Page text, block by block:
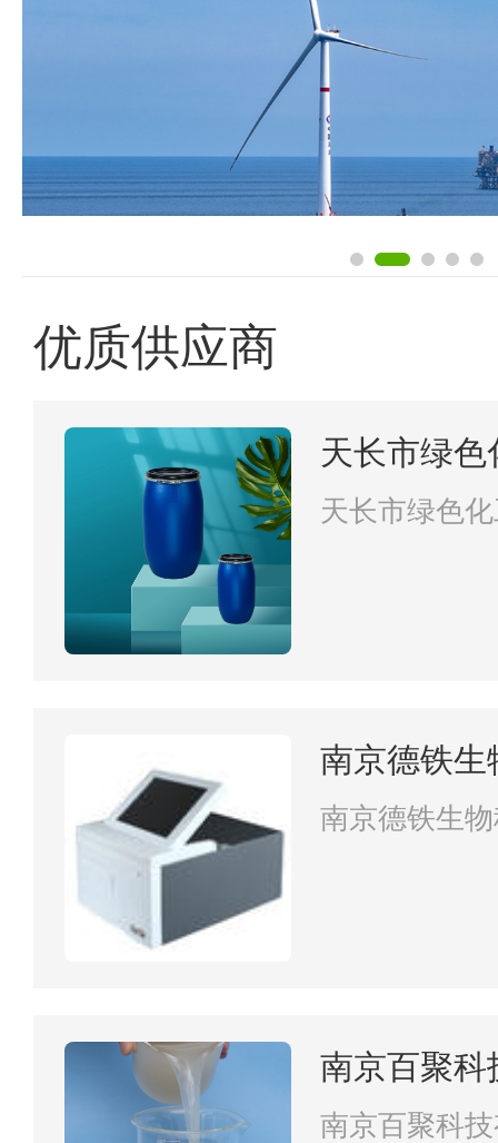
优质供应商
天长市绿
天长市绿色
南京德铁生
南京德铁生
南京百聚科
南京百聚科